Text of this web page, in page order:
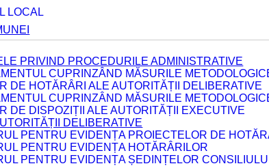
LOCAL
PRIVIND PROCEDURILE ADMINISTRATIVE
CUPRINZÂND MĂSURILE
DE HOTĂRÂRI ALE AUTORITĂȚII DELIBERATIVE
CUPRINZÂND MĂSURILE
DE DISPOZIȚII ALE AUTORITĂȚII EXECUTIVE
DELIBERATIVE
PENTRU EVIDENȚA PROIECTELOR DE
PENTRU EVIDENȚA HOTĂRÂRILOR
PENTRU EVIDENȚA ȘEDINȚELOR